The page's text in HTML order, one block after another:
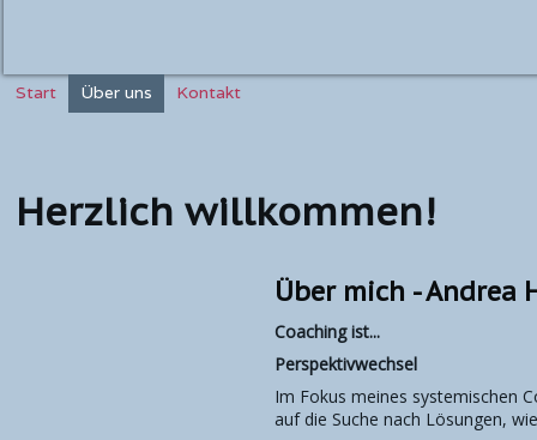
Start Über uns Kontakt
Herzlich willkommen!
Über mich - Andrea
Coaching ist...
Perspektivwechsel
Im Fokus meines systemischen
auf die Suche nach Lösungen, wie